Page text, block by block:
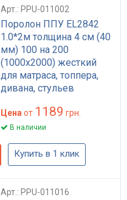
Арт.: PPU-011002
Поролон ППУ EL2842
1.0*2м толщина 4 см (40
мм) 100 на 200
(1000х2000) жесткий
для матраса, топпера,
дивана, стульев
Цена от 1189 грн.
В наличии
Купить в 1 клик
Арт.: PPU-011016